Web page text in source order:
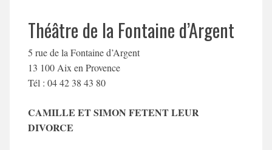
Théâtre de la Fontaine d’Argent
5 rue de la Fontaine d’Argent
13 100 Aix en Provence
Tél : 04 42 38 43 80
CAMILLE ET SIMON FETENT LEUR
DIVORCE